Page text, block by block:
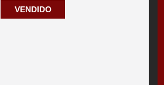
VENDIDO